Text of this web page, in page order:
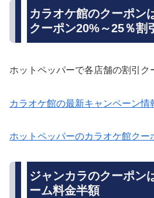
カラオケ館のクーポン
クーポン20%～25％割引
ホットペッパーで各店舗の割引ク
カラオケ館の最新キャンペーン情
ホットペッパーのカラオケ館クー
ジャンカラのクーポン
ーム料金半額